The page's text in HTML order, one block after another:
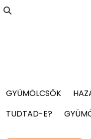
GYÜMÖLCSÖK
TUDTAD-E?